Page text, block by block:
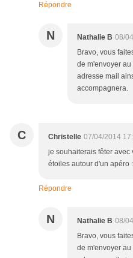
Répondre
N Nathalie B 08/
Bravo, vous
de m'envoyer
adresse mail
accompagnera.
C Christelle 07/04/2014
je souhaiterais fêter
étoiles autour d'un apéro
Répondre
N Nathalie B 08/
Bravo, vous
de m'envoyer